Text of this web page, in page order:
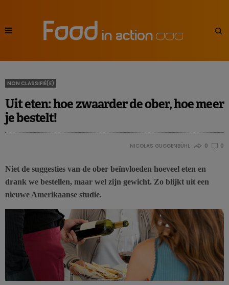
NON CLASSIFIÉ(E)
Uit eten: hoe zwaarder de ober, hoe meer
je bestelt!
NICOLAS GUGGENBÜHL 0 0
Niet de suggesties van de ober beïnvloeden hoeveel eten en
drank we bestellen, maar wel zijn gewicht. Zo blijkt uit een
nieuwe Amerikaanse studie.